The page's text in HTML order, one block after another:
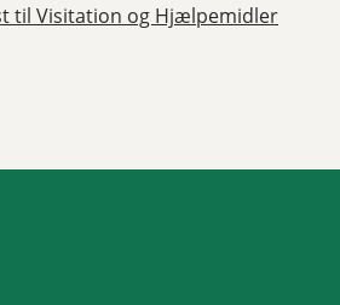
til Visitation og Hjælpemidler